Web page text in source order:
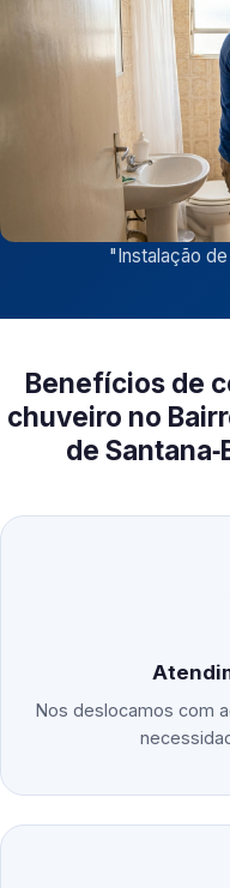
"Instalação
Benefícios de
chuveiro no
de
Nos deslocamos com